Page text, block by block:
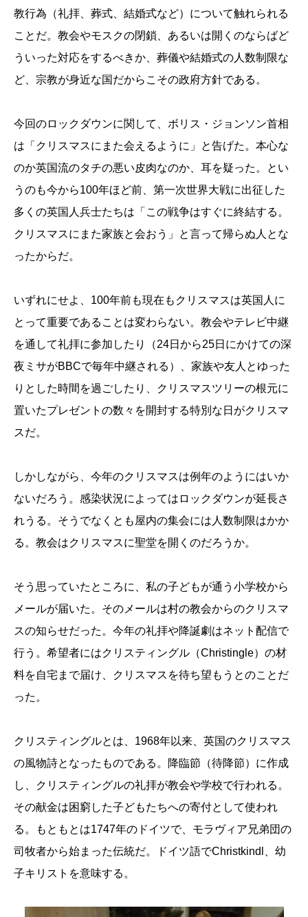
教行為（礼拝、葬式、結婚式など）について触れられる
ことだ。教会やモスクの閉鎖、あるいは開くのならばど
ういった対応をするべきか、葬儀や結婚式の人数制限な
ど、宗教が身近な国だからこその政府方針である。
今回のロックダウンに関して、ボリス・ジョンソン首相
は「クリスマスにまた会えるように」と告げた。本心な
のか英国流のタチの悪い皮肉なのか、耳を疑った。とい
うのも今から100年ほど前、第一次世界大戦に出征した
多くの英国人兵士たちは「この戦争はすぐに終結する。
クリスマスにまた家族と会おう」と言って帰らぬ人とな
ったからだ。
いずれにせよ、100年前も現在もクリスマスは英国人に
とって重要であることは変わらない。教会やテレビ中継
を通して礼拝に参加したり（24日から25日にかけての深
夜ミサがBBCで毎年中継される）、家族や友人とゆった
りとした時間を過ごしたり、クリスマスツリーの根元に
置いたプレゼントの数々を開封する特別な日がクリスマ
スだ。
しかしながら、今年のクリスマスは例年のようにはいか
ないだろう。感染状況によってはロックダウンが延長さ
れうる。そうでなくとも屋内の集会には人数制限はかか
る。教会はクリスマスに聖堂を開くのだろうか。
そう思っていたところに、私の子どもが通う小学校から
メールが届いた。そのメールは村の教会からのクリスマ
スの知らせだった。今年の礼拝や降誕劇はネット配信で
行う。希望者にはクリスティングル（Christingle）の材
料を自宅まで届け、クリスマスを待ち望もうとのことだ
った。
クリスティングルとは、1968年以来、英国のクリスマス
の風物詩となったものである。降臨節（待降節）に作成
し、クリスティングルの礼拝が教会や学校で行われる。
その献金は困窮した子どもたちへの寄付として使われ
る。もともとは1747年のドイツで、モラヴィア兄弟団の
司牧者から始まった伝統だ。ドイツ語でChristkindl、幼
子キリストを意味する。